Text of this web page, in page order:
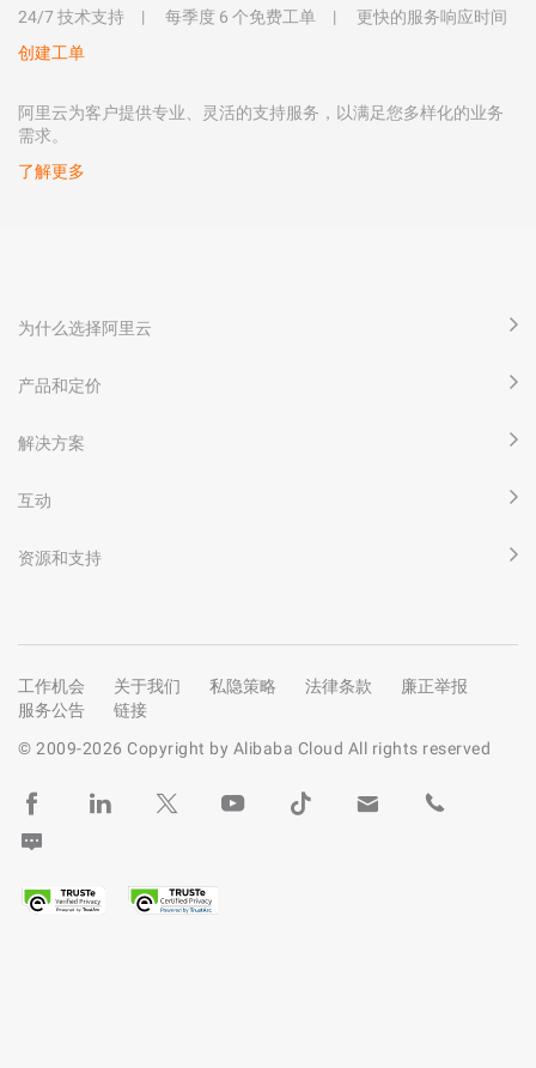
24/7 技术支持 每季度 6 个免费工单
更快的服务响应时间
创建工单
阿里云为客户提供专业、灵活的支持服务，以满足您多样化的业务
需求。
了解更多
为什么选择阿里云
产品和定价
解决方案
互动
资源和支持
工作机会 关于我们 私隐策略 法律条款
廉正举报
服务公告
链接
© 2009-2026 Copyright by Alibaba Cloud All rights reserved